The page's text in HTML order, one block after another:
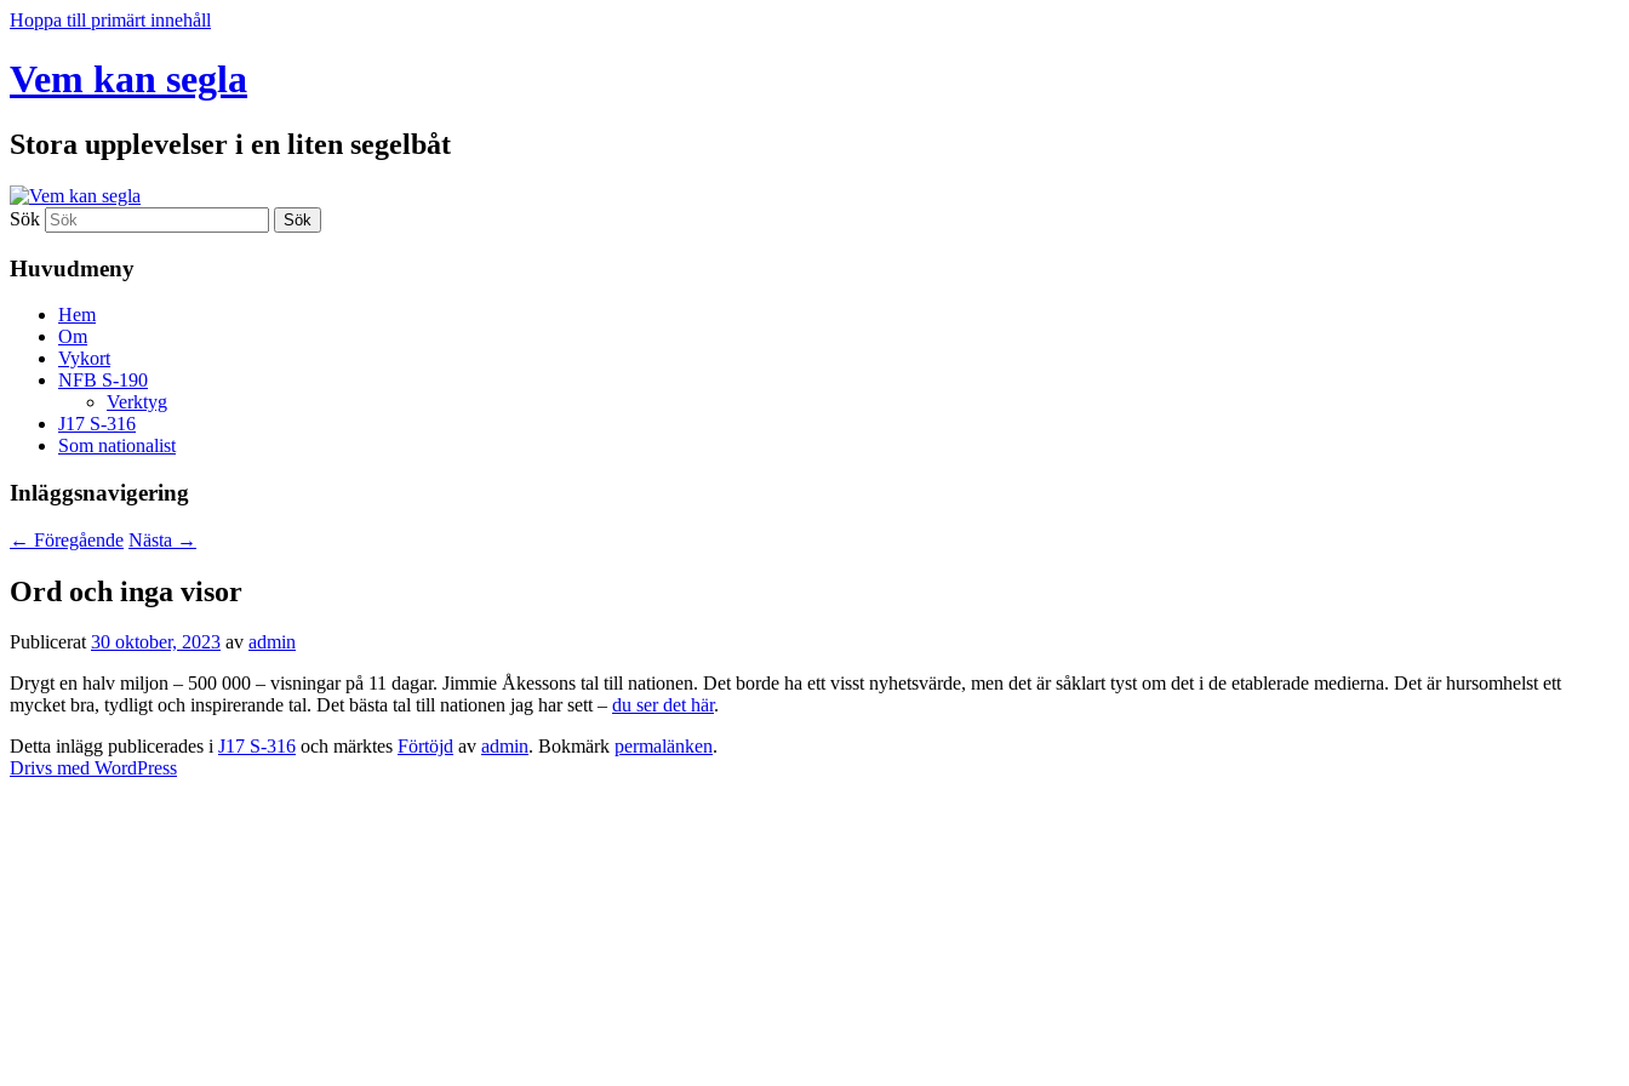
Hoppa till primärt innehåll
Vem kan segla
Stora upplevelser i en liten segelbåt
Sök
Huvudmeny
Hem
Om
Vykort
NFB S-190
Verktyg
J17 S-316
Som nationalist
Inläggsnavigering
← Föregående Nästa →
Ord och inga visor
Publicerat30 oktober, 2023 av admin
Drygt en halv miljon – 500 000 – visningar på 11 dagar. Jimmie Åkessons tal till nationen. Det borde ha ett visst nyhetsvärde, men det är såklart tyst om det i de etablerade medierna. Det är hursomhelst ett
mycket bra, tydligt och inspirerande tal. Det bästa tal till nationen jag har sett – du ser det här.
Detta inlägg publicerades i J17 S-316 och märktes Förtöjd av admin. Bokmärk permalänken.
Drivs med WordPress